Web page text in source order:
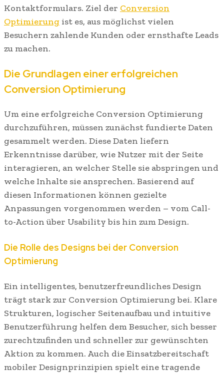
Kontaktformulars. Ziel der Conversion
Optimierung ist es, aus möglichst vielen
Besuchern zahlende Kunden oder ernsthafte Leads
zu machen.
Die Grundlagen einer erfolgreichen
Conversion Optimierung
Um eine erfolgreiche Conversion Optimierung
durchzuführen, müssen zunächst fundierte Daten
gesammelt werden. Diese Daten liefern
Erkenntnisse darüber, wie Nutzer mit der Seite
interagieren, an welcher Stelle sie abspringen und
welche Inhalte sie ansprechen. Basierend auf
diesen Informationen können gezielte
Anpassungen vorgenommen werden – vom Call-
to-Action über Usability bis hin zum Design.
Die Rolle des Designs bei der Conversion
Optimierung
Ein intelligentes, benutzerfreundliches Design
trägt stark zur Conversion Optimierung bei. Klare
Strukturen, logischer Seitenaufbau und intuitive
Benutzerführung helfen dem Besucher, sich besser
zurechtzufinden und schneller zur gewünschten
Aktion zu kommen. Auch die Einsatzbereitschaft
mobiler Designprinzipien spielt eine tragende